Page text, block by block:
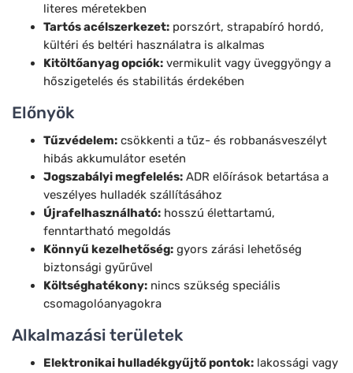
literes méretekben
Tartós acélszerkezet: porszórt, strapabíró hordó,
kültéri és beltéri használatra is alkalmas
Kitöltőanyag opciók: vermikulit vagy üveggyöngy a
hőszigetelés és stabilitás érdekében
Előnyök
Tűzvédelem: csökkenti a tűz- és robbanásveszélyt
hibás akkumulátor esetén
Jogszabályi megfelelés: ADR előírások betartása a
veszélyes hulladék szállításához
Újrafelhasználható: hosszú élettartamú,
fenntartható megoldás
Könnyű kezelhetőség: gyors zárási lehetőség
biztonsági gyűrűvel
Költséghatékony: nincs szükség speciális
csomagolóanyagokra
Alkalmazási területek
Elektronikai hulladékgyűjtő pontok: lakossági vagy